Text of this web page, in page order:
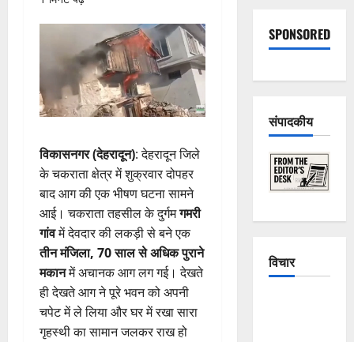
विकासनगर (देहरादून): देहरादून जिले
के चकराता क्षेत्र में शुक्रवार दोपहर
बाद आग की एक भीषण घटना सामने
आई। चकराता तहसील के दुर्गमगमरी
गांवमें देवदार की लकड़ी से बने एक
तीन मंजिला, 70 साल से अधिक पुराने
मकानमें अचानक आग लग गई। देखते
ही देखते आग ने पूरे भवन को अपनी
चपेट में ले लिया और घर में रखा सारा
गृहस्थी का सामान जलकर राख हो
SPONSORED
संपादकीय
विचार